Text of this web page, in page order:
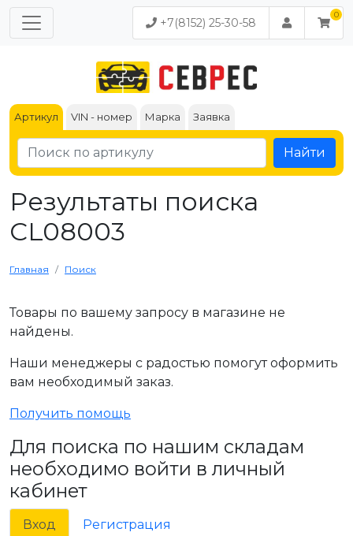
+7(8152) 25-30-58
Артикул VIN - номер Марка Заявка
Найти
Результаты поиска
CL08003
Главная Поиск
Товары по вашему запросу в магазине не
найдены.
Наши менеджеры с радостью помогут оформить
вам необходимый заказ.
Получить помощь
Для поиска по нашим складам
необходимо войти в личный
кабинет
Вход Регистрация